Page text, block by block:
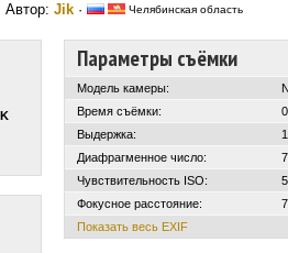
Автор: Jik · Челябинская область
Параметры съёмки
Модель камеры:
Время съёмки:
Выдержка:
Диафрагменное число:
Чувствительность ISO:
Фокусное расстояние:
Показать весь EXIF